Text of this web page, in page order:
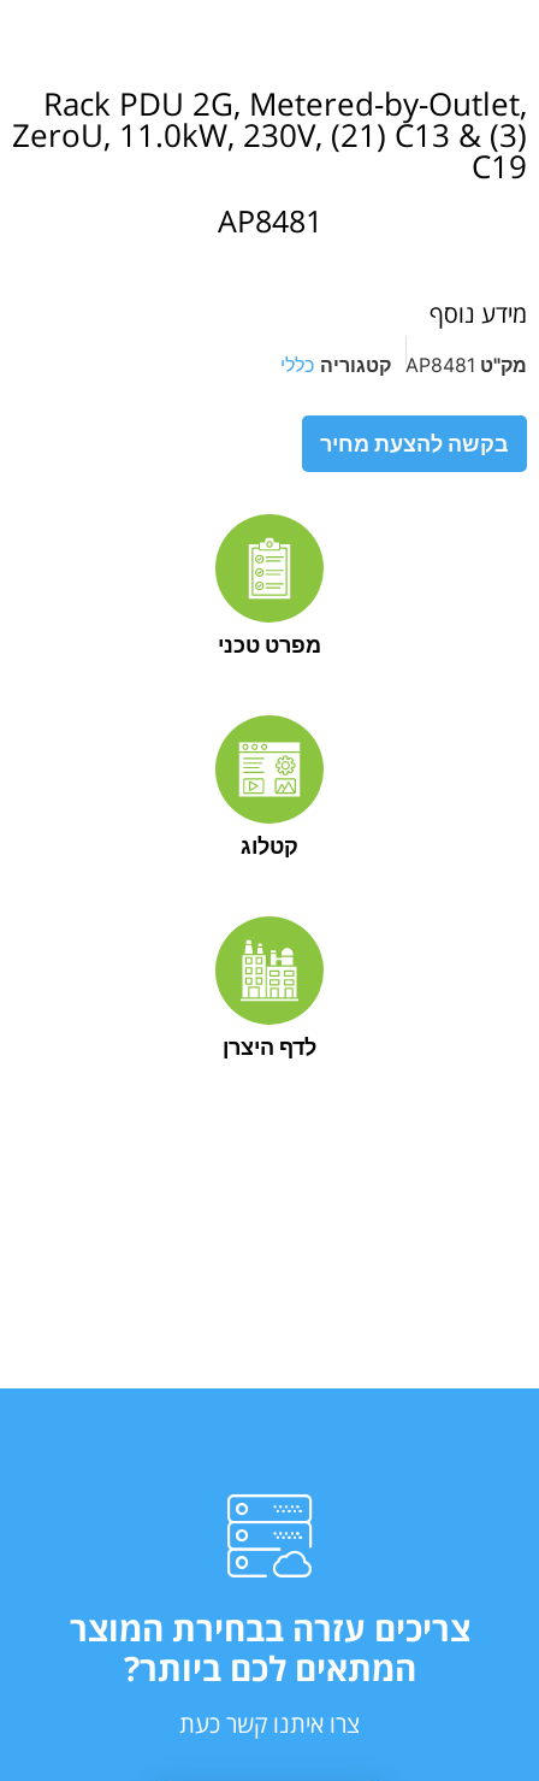
Rack PDU 2G, Metered-by-Outlet,
ZeroU, 11.0kW, 230V, (21) C13 & (3)
C19
AP8481
מידע נוסף
מק"ט AP8481 קטגוריה כללי
בקשה להצעת מחיר
מפרט טכני
קטלוג
לדף היצרן
צריכים עזרה בבחירת המוצר
המתאים לכם ביותר?
צרו איתנו קשר כעת